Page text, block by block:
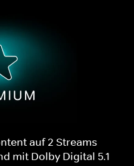
auf 2 Streams
mit Dolby Digital 5.1